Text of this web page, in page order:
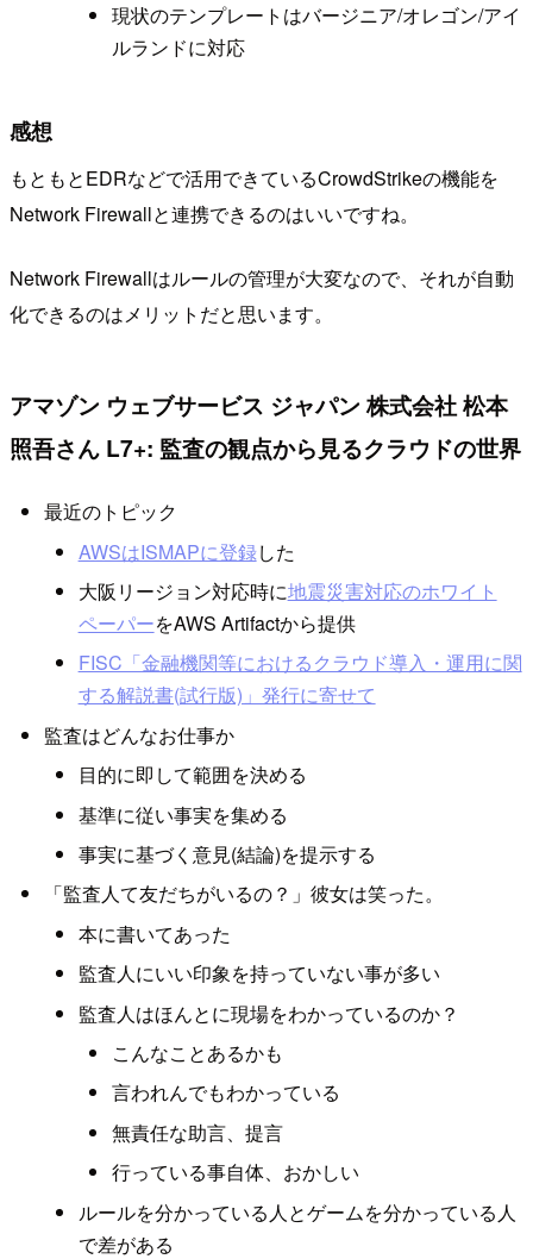
現状のテンプレートはバージニア/オレゴン/アイ
ルランドに対応
感想
もともとEDRなどで活用できているCrowdStrikeの機能を
Network Firewallと連携できるのはいいですね。
Network Firewallはルールの管理が大変なので、それが自動
化できるのはメリットだと思います。
アマゾン ウェブサービス ジャパン 株式会社 松本
照吾さん L7+: 監査の観点から見るクラウドの世界
最近のトピック
AWSはISMAPに登録した
大阪リージョン対応時に地震災害対応のホワイト
ペーパーをAWS Artifactから提供
FISC「金融機関等におけるクラウド導入・運用に関
する解説書(試行版)」発行に寄せて
監査はどんなお仕事か
目的に即して範囲を決める
基準に従い事実を集める
事実に基づく意見(結論)を提示する
「監査人て友だちがいるの？」彼女は笑った。
本に書いてあった
監査人にいい印象を持っていない事が多い
監査人はほんとに現場をわかっているのか？
こんなことあるかも
言われんでもわかっている
無責任な助言、提言
行っている事自体、おかしい
ルールを分かっている人とゲームを分かっている人
で差がある